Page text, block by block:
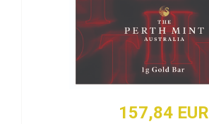
157,84 EUR